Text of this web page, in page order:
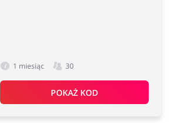
1 miesiąc 30
POKAŻ KOD